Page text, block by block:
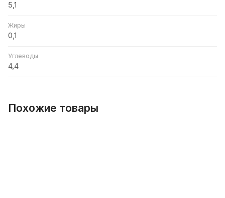
5,1
Жиры
0,1
Углеводы
4,4
Похожие товары